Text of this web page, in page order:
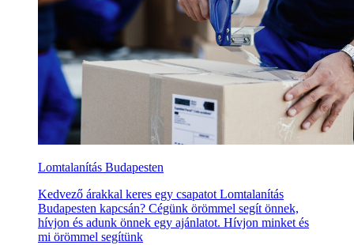
Lomtalanítás Budapesten
Kedvező árakkal keres egy csapatot Lomtalanítás
Budapesten kapcsán? Cégünk örömmel segít önnek,
hívjon és adunk önnek egy ajánlatot. Hívjon minket és
mi örömmel segítünk